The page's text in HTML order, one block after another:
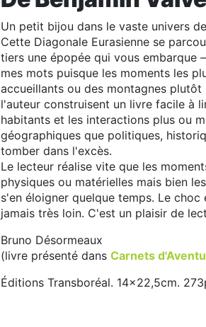
Un petit bijou dans le vaste univers
Cette Diagonale Eurasienne se
tiers une épopée qui vous embarque
mes mots puisque les moments les
accueillants ou des montagnes
l'auteur construisent un livre facile à
habitants et les interactions plus ou
géographiques que politiques,
tomber dans l'excès.
Le lecteur réalise vite que les
physiques ou matérielles mais bien
s'en éloigner quelque temps. Le
jamais très loin. C'est un plaisir de
Bruno Désormeaux
(livre présenté dans Carnets
Éditions Transboréal. 14x22,5cm.